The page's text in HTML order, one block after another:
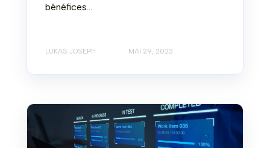
bénéfices...
LUKAS JOSEPH MAI 29, 2023